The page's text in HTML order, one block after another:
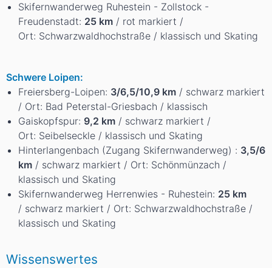
Skifernwanderweg Ruhestein - Zollstock -
Freudenstadt: 25 km / rot markiert /
Ort: Schwarzwaldhochstraße / klassisch und Skating
Schwere Loipen:
Freiersberg-Loipen: 3/6,5/10,9 km / schwarz markiert
/ Ort: Bad Peterstal-Griesbach / klassisch
Gaiskopfspur: 9,2 km / schwarz markiert /
Ort: Seibelseckle / klassisch und Skating
Hinterlangenbach (Zugang Skifernwanderweg) : 3,5/6
km / schwarz markiert / Ort: Schönmünzach /
klassisch und Skating
Skifernwanderweg Herrenwies - Ruhestein: 25 km
/ schwarz markiert / Ort: Schwarzwaldhochstraße /
klassisch und Skating
Wissenswertes